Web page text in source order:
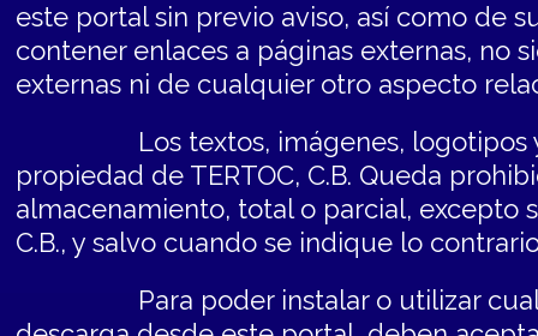
este portal sin previo aviso, así como de
contener enlaces a páginas externas, no
externas ni de cualquier otro aspecto
Los textos, imágenes, logotipos y
propiedad de TERTOC, C.B. Queda
almacenamiento, total o parcial, excepto
C.B., y salvo cuando se indique lo
Para poder instalar o utilizar